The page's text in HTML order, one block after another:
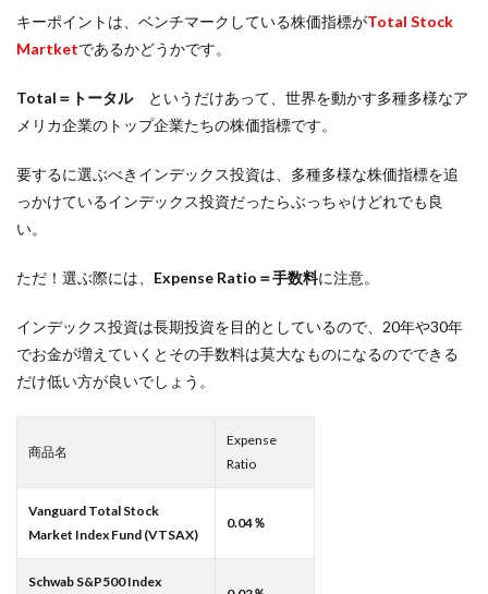
キーポイントは、ベンチマークしている株価指標がTotal Stock
Martketであるかどうかです。
Total＝トータルというだけあって、世界を動かす多種多様なア
メリカ企業のトップ企業たちの株価指標です。
要するに選ぶべきインデックス投資は、多種多様な株価指標を追
っかけているインデックス投資だったらぶっちゃけどれでも良
い。
ただ！選ぶ際には、 Expense Ratio＝手数料に注意。
インデックス投資は長期投資を目的としているので、20年や30年
でお金が増えていくとその手数料は莫大なものになるのでできる
だけ低い方が良いでしょう。
商品名
Expense
Ratio
Vanguard Total Stock
Market Index Fund (VTSAX)
0.04％
Schwab S&P500 Index